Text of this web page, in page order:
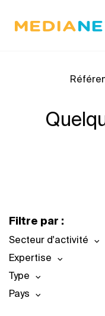
Filtre par :
Secteur d'activité
Expertise
Type
Pays